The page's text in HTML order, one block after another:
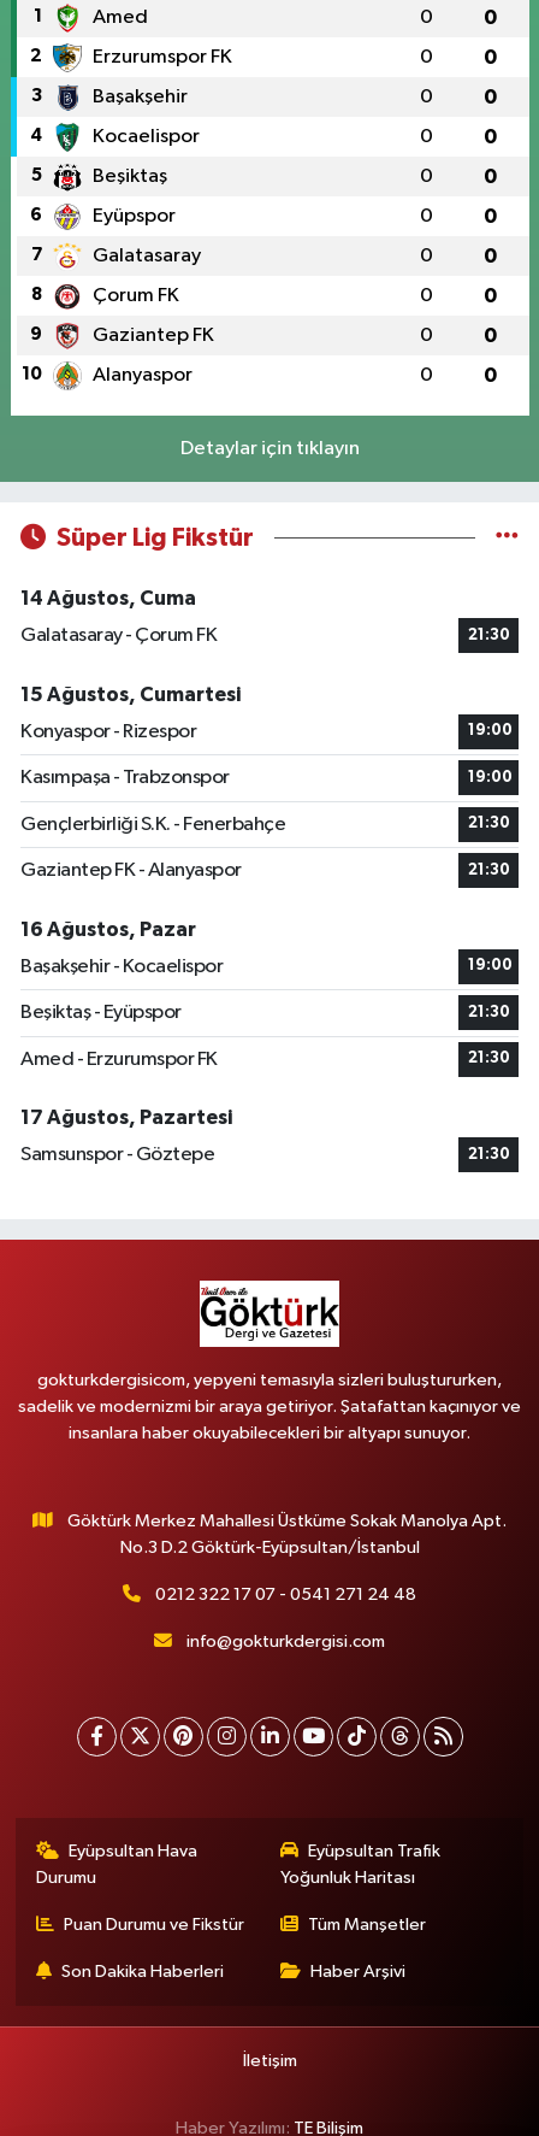
1 Amed 0 0
2 Erzurumspor FK 0 0
3 Başakşehir 0 0
4 Kocaelispor 0 0
5 Beşiktaş 0 0
6 Eyüpspor 0 0
7 Galatasaray 0 0
8 Çorum FK 0 0
9 Gaziantep FK 0 0
10 Alanyaspor 0 0
Detaylar için tıklayın
Süper Lig Fikstür
14 Ağustos, Cuma
Galatasaray - Çorum FK
21:30
15 Ağustos, Cumartesi
Konyaspor - Rizespor
19:00
Kasımpaşa - Trabzonspor 19:00
Gençlerbirliği S.K. - Fenerbahçe 21:30
Gaziantep FK - Alanyaspor 21:30
16 Ağustos, Pazar
Başakşehir - Kocaelispor
19:00
Beşiktaş - Eyüpspor 21:30
Amed - Erzurumspor FK 21:30
17 Ağustos, Pazartesi
Samsunspor - Göztepe
21:30
gokturkdergisicom, yepyeni temasıyla sizleri buluştururken,
sadelik ve modernizmi bir araya getiriyor. Şatafattan kaçınıyor ve
insanlara haber okuyabilecekleri bir altyapı sunuyor.
Göktürk Merkez Mahallesi Üstküme Sokak Manolya Apt.
No.3 D.2 Göktürk-Eyüpsultan/İstanbul
0212 322 17 07 - 0541 271 24 48
info@gokturkdergisi.com
Eyüpsultan Hava
Durumu
Eyüpsultan Trafik
Yoğunluk Haritası
Puan Durumu ve Fikstür Tüm Manşetler
Son Dakika Haberleri Haber Arşivi
İletişim
Haber Yazılımı: TE Bilişim